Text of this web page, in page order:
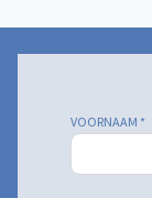
VOORNAAM *